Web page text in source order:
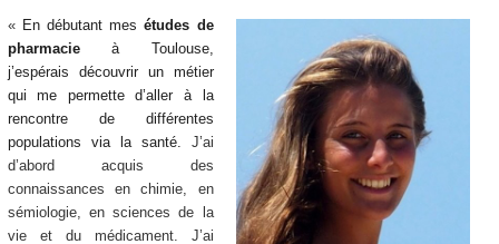
« En débutant mesétudes de
pharmacieà Toulouse,
j’espérais découvrir un métier
qui me permette d’aller à la
rencontre de différentes
populations viala santé. J’ai
d’abord acquis des
connaissances en chimie, en
sémiologie, en sciences de la
vie et du médicament. J’ai